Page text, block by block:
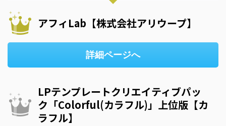
アフィLab【株式会社アリウープ】
詳細ページへ
LPテンプレートクリエイティブパッ
ク「Colorful(カラフル)」上位版【カ
ラフル】